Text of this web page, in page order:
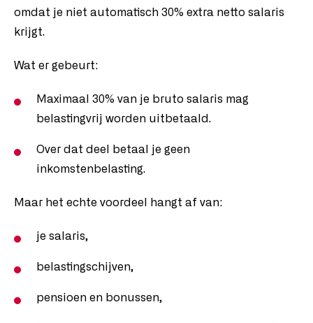
omdat je niet automatisch 30% extra netto salaris
krijgt.
Wat er gebeurt:
Maximaal 30% van je bruto salaris mag
belastingvrij worden uitbetaald.
Over dat deel betaal je geen
inkomstenbelasting.
Maar het echte voordeel hangt af van:
je salaris,
belastingschijven,
pensioen en bonussen,